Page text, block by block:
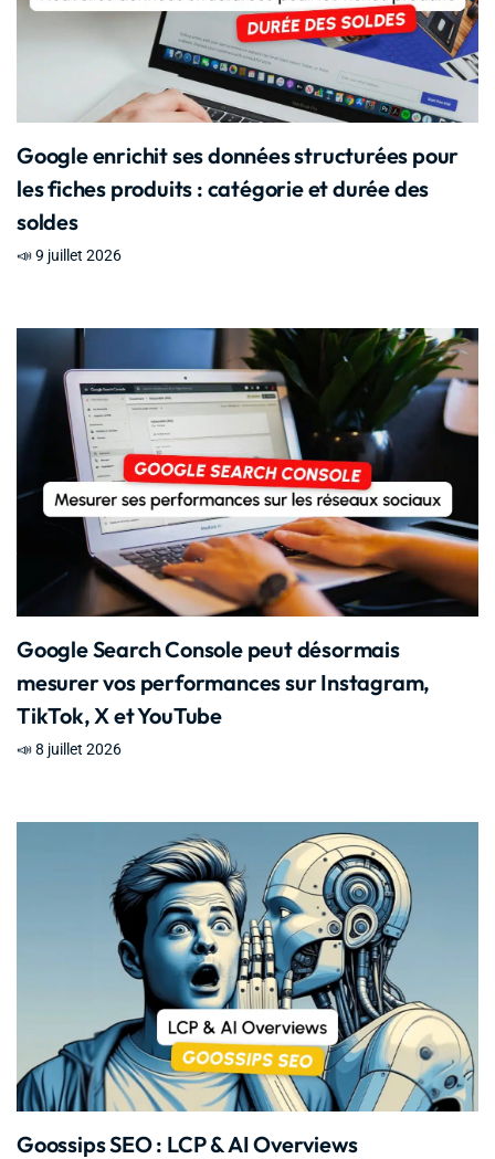
Google enrichit ses données structurées pour
les fiches produits : catégorie et durée des
soldes
📣 9 juillet 2026
Google Search Console peut désormais
mesurer vos performances sur Instagram,
TikTok, X et YouTube
📣 8 juillet 2026
Goossips SEO : LCP & AI Overviews